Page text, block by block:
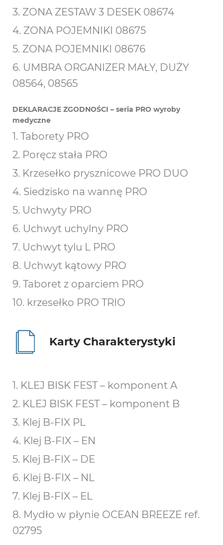
3. ZONA ZESTAW 3 DESEK 08674
4. ZONA POJEMNIKI 08675
5. ZONA POJEMNIKI 08676
6. UMBRA ORGANIZER MAŁY, DUŻY
08564, 08565
DEKLARACJE ZGODNOŚCI – seria PRO wyroby
medyczne
1. Taborety PRO
2. Poręcz stała PRO
3. Krzesełko prysznicowe PRO DUO
4. Siedzisko na wannę PRO
5. Uchwyty PRO
6. Uchwyt uchylny PRO
7. Uchwyt tylu L PRO
8. Uchwyt kątowy PRO
9. Taboret z oparciem PRO
10. krzesełko PRO TRIO
Karty Charakterystyki
1. KLEJ BISK FEST – komponent A
2. KLEJ BISK FEST – komponent B
3. Klej B-FIX PL
4. Klej B-FIX – EN
5. Klej B-FIX – DE
6. Klej B-FIX – NL
7. Klej B-FIX – EL
8. Mydło w płynie OCEAN BREEZE ref.
02795